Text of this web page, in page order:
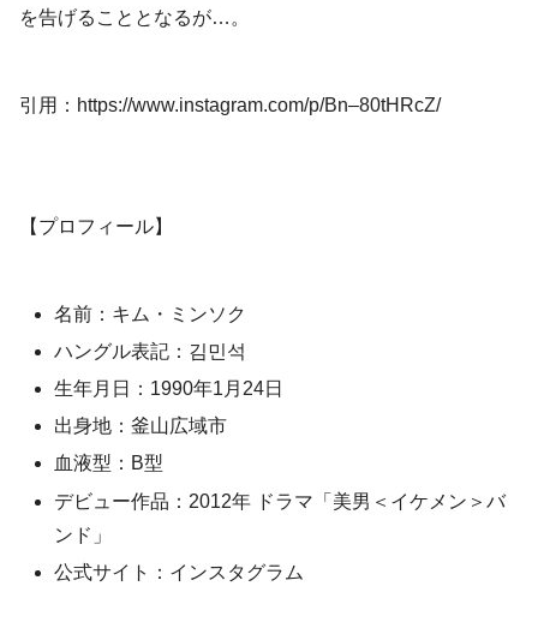
を告げることとなるが…。
引用：https://www.instagram.com/p/Bn–80tHRcZ/
【プロフィール】
名前：キム・ミンソク
ハングル表記：김민석
生年月日：1990年1月24日
出身地：釜山広域市
血液型：B型
デビュー作品：2012年 ドラマ「美男＜イケメン＞バ
ンド」
公式サイト：インスタグラム